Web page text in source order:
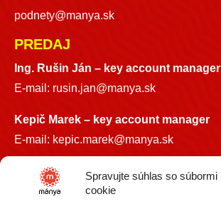
Spravujte súhlas so súbormi
cookie
podnety@manya.sk
PREDAJ
Ing. Rušin Ján – key account manager
E-mail: rusin.jan@manya.sk
Kepič Marek – key account manager
E-mail: kepic.marek@manya.sk
+421 918 841899